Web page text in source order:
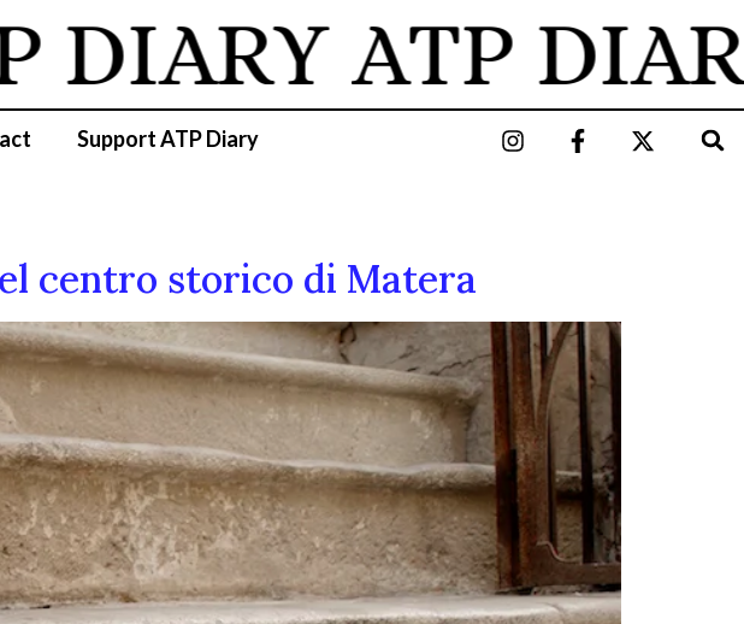
DIARY ATP
Support ATP Diary
centro storico di Matera